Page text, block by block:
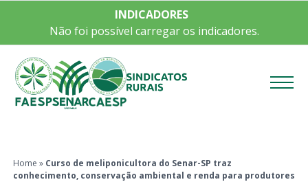
INDICADORES
Não foi possível carregar os indicadores.
Home » Curso de meliponicultora do Senar-SP traz
conhecimento, conservação ambiental e renda para produtores